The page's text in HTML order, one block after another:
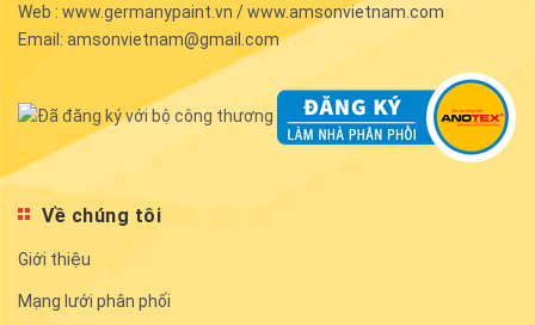
Web : www.germanypaint.vn / www.amsonvietnam.com
Email: amsonvietnam@gmail.com
Về chúng tôi
Giới thiệu
Mạng lưới phân phối